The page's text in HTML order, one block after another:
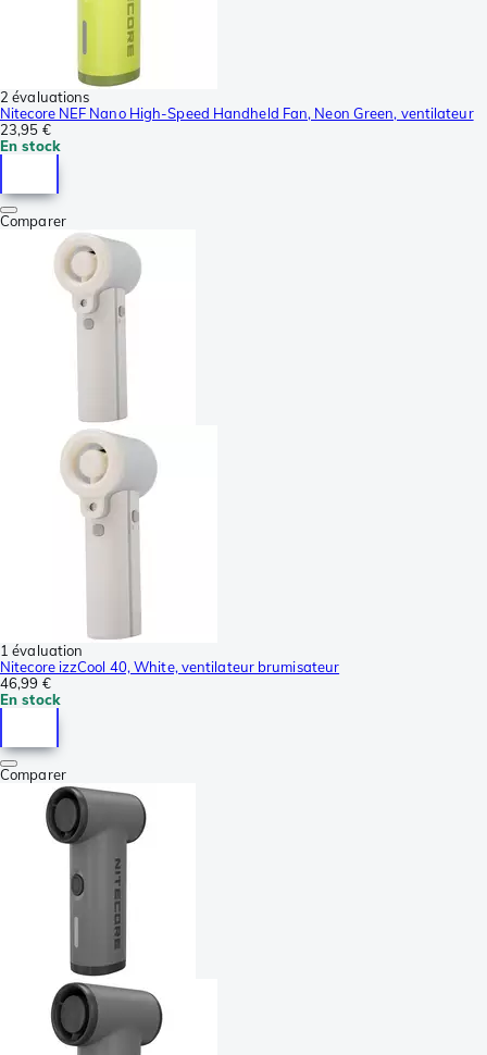
2 évaluations
Nitecore NEF Nano High-Speed Handheld Fan, Neon Green, ventilateur
23,95 €
En stock
Comparer
1 évaluation
Nitecore izzCool 40, White, ventilateur brumisateur
46,99 €
En stock
Comparer